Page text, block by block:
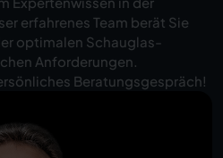
erfahrenes Team berät Sie
optimalen Schauglas-
Anforderungen.
Beratungsgespräch!